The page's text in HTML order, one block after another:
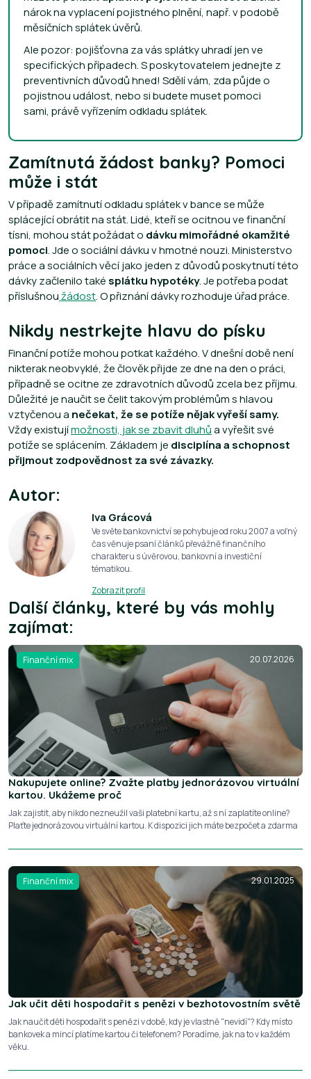
nárok na vyplacení pojistného plnění, např. v podobě
měsíčních splátek úvěrů.
Ale pozor: pojišťovna za vás splátky uhradí jen ve
specifických případech. S poskytovatelem jednejte z
preventivních důvodů hned! Sdělí vám, zda půjde o
pojistnou událost, nebo si budete muset pomoci
sami, právě vyřízením odkladu splátek.
Zamítnutá žádost banky? Pomoci
může i stát
V případě zamítnutí odkladu splátek v bance se může
splácející obrátit na stát. Lidé, kteří se ocitnou ve finanční
tísni, mohou stát požádat o dávku mimořádné okamžité
pomoci. Jde o sociální dávku v hmotné nouzi. Ministerstvo
práce a sociálních věcí jako jeden z důvodů poskytnutí této
dávky začlenilo také splátku hypotéky. Je potřeba podat
příslušnoužádost. O přiznání dávky rozhoduje úřad práce.
Nikdy nestrkejte hlavu do písku
Finanční potíže mohou potkat každého. V dnešní době není
nikterak neobvyklé, že člověk přijde ze dne na den o práci,
případně se ocitne ze zdravotních důvodů zcela bez příjmu.
Důležité je naučit se čelit takovým problémům s hlavou
vztyčenou a nečekat, že se potíže nějak vyřeší samy.
Vždy existujímožnosti, jak se zbavit dluhůa vyřešit své
potíže se splácením. Základem je disciplína a schopnost
přijmout zodpovědnost za své závazky.
Autor:
Iva Grácová
Ve světe bankovnictví se pohybuje od roku 2007 a voľný
čas věnuje psaní článků převážně finančního
charakteru s úvěrovou, bankovní a investiční
tématikou.
Zobrazit profil
Další články, které by vás mohly
zajímat:
Finanční mix 20.07.2026
Nakupujete online? Zvažte platby jednorázovou virtuální
kartou. Ukážeme proč
Jak zajistit, aby nikdo nezneužil vaši platební kartu, až s ní zaplatíte online?
Plaťte jednorázovou virtuální kartou. K dispozici jich máte bezpočet a zdarma
Finanční mix 29.01.2025
Jak učit děti hospodařit s penězi v bezhotovostním světě
Jak naučit děti hospodařit s penězi v době, kdy je vlastně "nevidí"? Kdy místo
bankovek a mincí platíme kartou či telefonem? Poradíme, jak na to v každém
věku.